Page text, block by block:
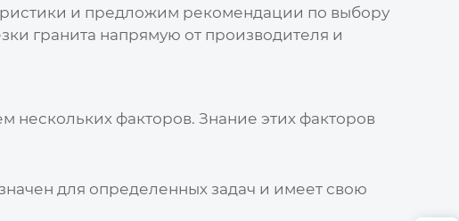
и предложим рекомендации по выбору
гранита напрямую от производителя и
нескольких факторов. Знание этих факторов
для определенных задач и имеет свою